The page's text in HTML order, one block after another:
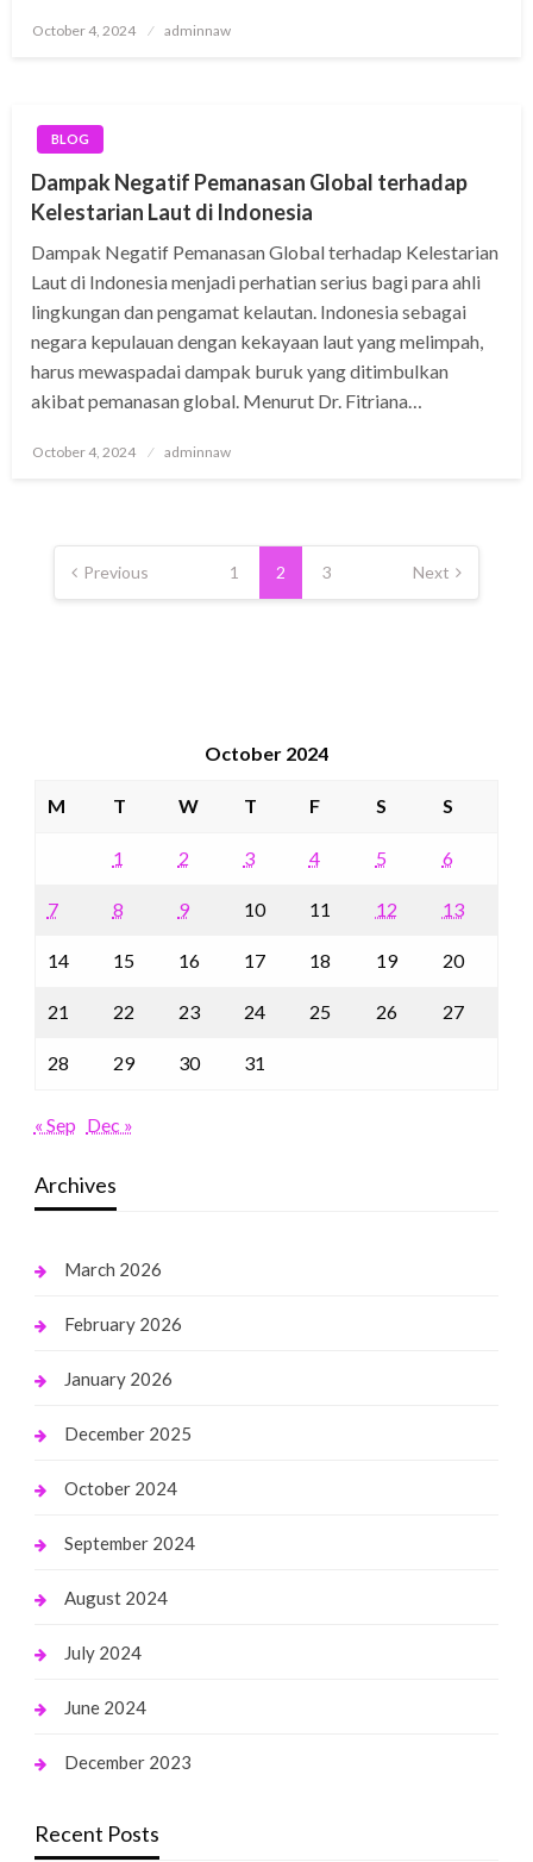
Posted
October 4, 2024 adminnaw
BLOG
Dampak Negatif Pemanasan Global terhadap
Kelestarian Laut di Indonesia
Dampak Negatif Pemanasan Global terhadap Kelestarian
Laut di Indonesia menjadi perhatian serius bagi para ahli
lingkungan dan pengamat kelautan. Indonesia sebagai
negara kepulauan dengan kekayaan laut yang melimpah,
harus mewaspadai dampak buruk yang ditimbulkan
akibat pemanasan global. Menurut Dr. Fitriana…
Posted
October 4, 2024 adminnaw
Posts
pagination
Previous 1 2 3 Next
October 2024
M T W T F S S
1 2 3 4 5 6
7 8 9 10 11 12 13
14 15 16 17 18 19 20
21 22 23 24 25 26 27
28 29 30 31
« Sep Dec »
Archives
March 2026
February 2026
January 2026
December 2025
October 2024
September 2024
August 2024
July 2024
June 2024
December 2023
Recent Posts